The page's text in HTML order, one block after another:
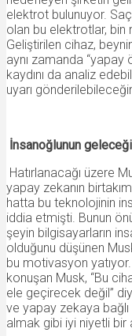
elektrot bulunuyor.
olan bu elektrotlar, bin
Geliştirilen cihaz,
aynı zamanda “yapay
kaydını da analiz
uyarı
İnsanoğlunun
Hatırlanacağı üzere
yapay zekanın
hatta bu teknolojinin
iddia etmişti. Bunun
şeyin bilgisayarların
olduğunu düşünen
bu motivasyon
konuşan Musk, “Bu
ele geçirecek değil”
ve yapay zekaya bağlı
almak gibi iyi niyetli bir